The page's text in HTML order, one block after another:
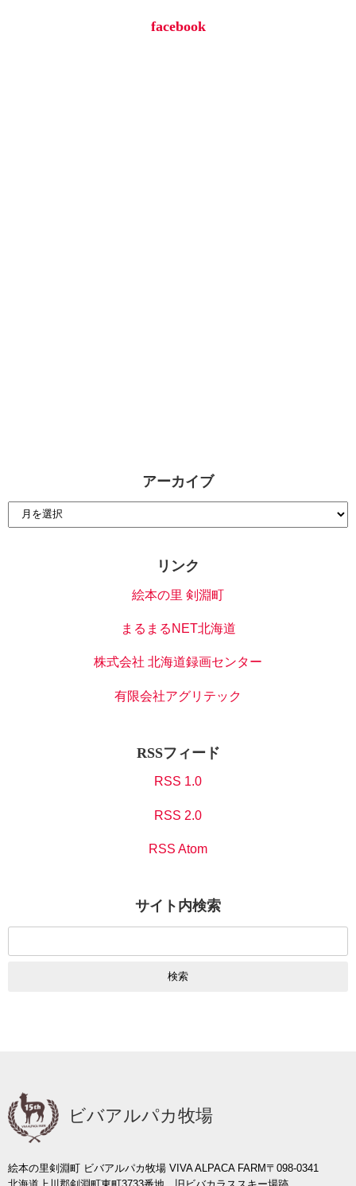
facebook
アーカイブ
リンク
絵本の里 剣淵町
まるまるNET北海道
株式会社 北海道録画センター
有限会社アグリテック
RSSフィード
RSS 1.0
RSS 2.0
RSS Atom
サイト内検索
ビバアルパカ牧場
絵本の里剣淵町 ビバアルパカ牧場 VIVA ALPACA FARM〒098-0341